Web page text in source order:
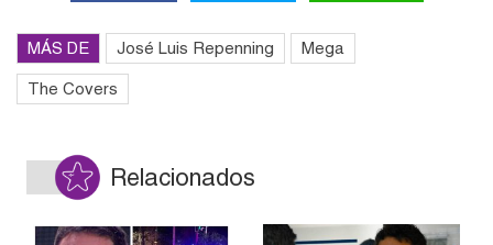
MÁS DE José Luis Repenning Mega
The Covers
Relacionados